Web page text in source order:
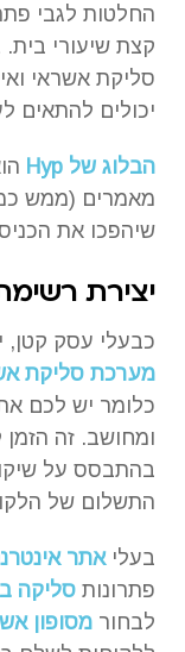
החלטות לגבי
קצת שיעורי
סליקת אשראי
יכולים להתאים
הבלוג של Hyp
מאמרים (ממש
שיהפכו את
יצירת
כבעלי עסק קטן,
מערכת סליקת
כלומר יש לכם
ומחושב. זה
בהתבסס על
התשלום של
בעליאתר
פתרונות סליקה
לבחור מסופון